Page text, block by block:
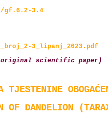
gf.6.2-3.4
3_lipanj_2023.pdf
scientific paper)
TJESTENINE
OF DANDELION